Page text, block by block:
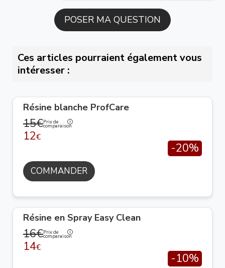
Ces articles pourraient également vous
intéresser :
Résine blanche ProfCare
15€Prix de
comparaison
12€
-20%
COMMANDER
Résine en Spray Easy Clean
16€Prix de
comparaison
14€
-10%